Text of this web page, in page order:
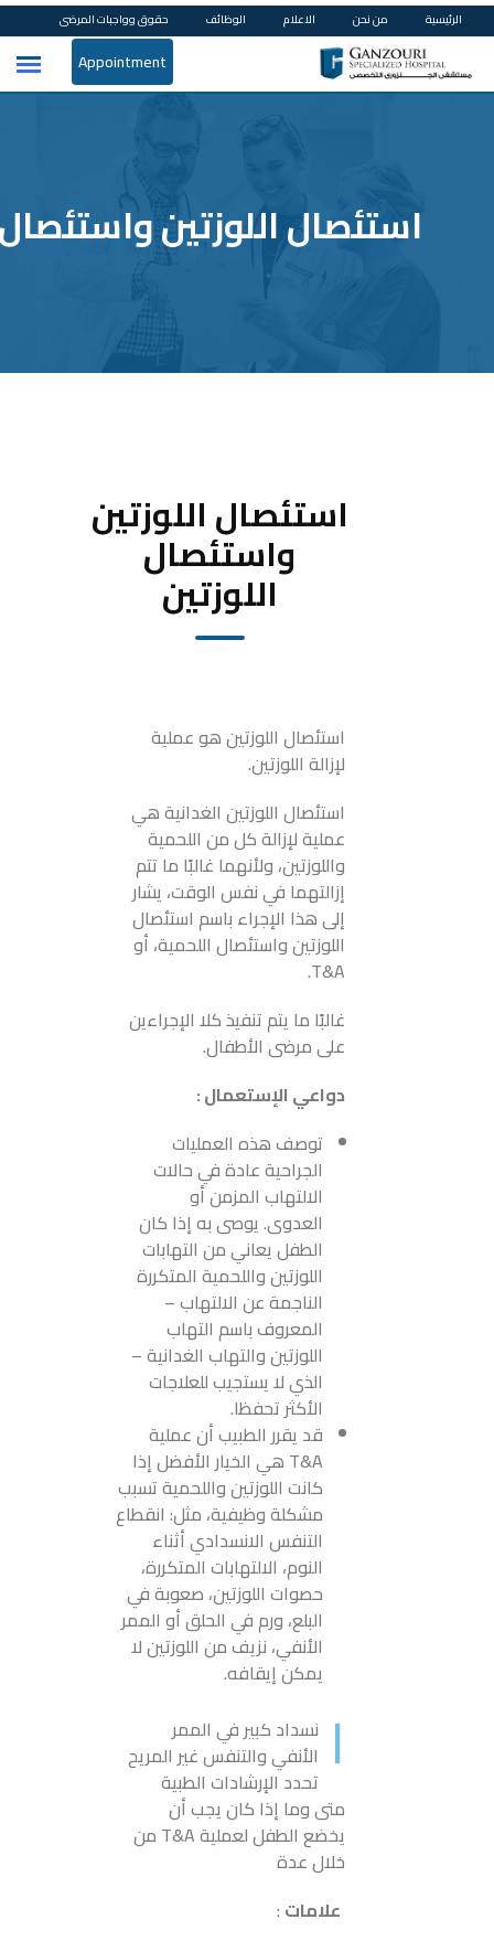
الرئيسية من نحن الاعلام الوظائف حقوق وواجبات المرضى
Appointment
استئصال اللوزتين
استئصال اللوزتين
واستئصال
اللوزتين
استئصال اللوزتين هو عملية
لإزالة اللوزتين.
استئصال اللوزتين الغدانية هي
عملية لإزالة كل من اللحمية
واللوزتين، ولأنهما غالبًا ما تتم
إزالتهما في نفس الوقت، يشار
إلى هذا الإجراء باسم استئصال
اللوزتين واستئصال اللحمية، أو
T&A.
غالبًا ما يتم تنفيذ كلا الإجراءين
على مرضى الأطفال.
دواعي الإستعمال :
توصف هذه العمليات
الجراحية عادة في حالات
الالتهاب المزمن أو
العدوى. يوصى به إذا كان
الطفل يعاني من التهابات
اللوزتين واللحمية المتكررة
الناجمة عن الالتهاب –
المعروف باسم التهاب
اللوزتين والتهاب الغدانية –
الذي لا يستجيب للعلاجات
الأكثر تحفظا.
قد يقرر الطبيب أن عملية
T&A هي الخيار الأفضل إذا
كانت اللوزتين واللحمية تسبب
مشكلة وظيفية، مثل: انقطاع
التنفس الانسدادي أثناء
النوم، الالتهابات المتكررة،
حصوات اللوزتين، صعوبة في
البلع، ورم في الحلق أو الممر
الأنفي، نزيف من اللوزتين لا
يمكن إيقافه.
ا نسداد كبير في الممر
الأنفي والتنفس غير المريح
تحدد الإرشادات الطبية
متى وما إذا كان يجب أن
يخضع الطفل لعملية T&A من
خلال عدة
علامات :